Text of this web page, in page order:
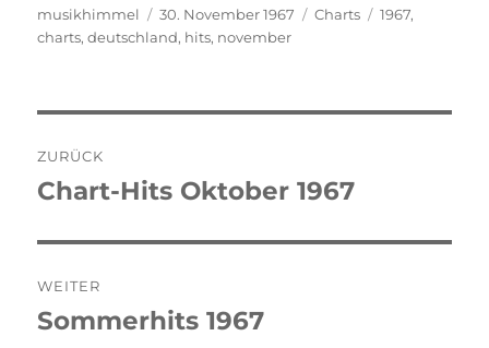
Autor
musikhimmel
Veröffentlicht
am
30. November 1967 Kategorien
Charts Schlagwörter
1967,
charts,deutschland, hits, november
ZURÜCK
Vorheriger
Chart-Hits Oktober 1967
WEITER
Nächster
Sommerhits 1967